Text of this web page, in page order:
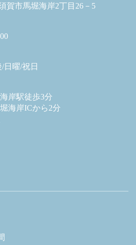
賀市馬堀海岸2丁目26－5
日曜/祝日
岸駅徒歩3分
海岸ICから2分